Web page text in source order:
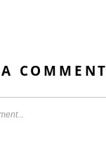
COMMENT